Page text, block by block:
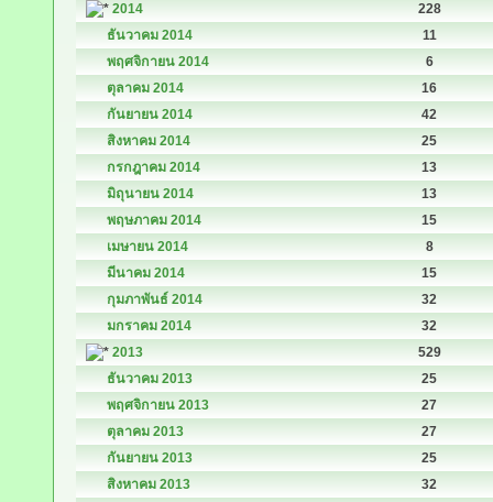
2014
228
ธันวาคม 2014
11
พฤศจิกายน 2014
6
ตุลาคม 2014
16
กันยายน 2014
42
สิงหาคม 2014
25
กรกฎาคม 2014
13
มิถุนายน 2014
13
พฤษภาคม 2014
15
เมษายน 2014
8
มีนาคม 2014
15
กุมภาพันธ์ 2014
32
มกราคม 2014
32
2013
529
ธันวาคม 2013
25
พฤศจิกายน 2013
27
ตุลาคม 2013
27
กันยายน 2013
25
สิงหาคม 2013
32